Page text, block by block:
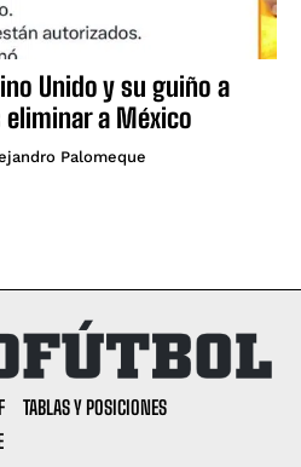
Unido y su guiño a
a México
Palomeque
TABLAS Y POSICIONES